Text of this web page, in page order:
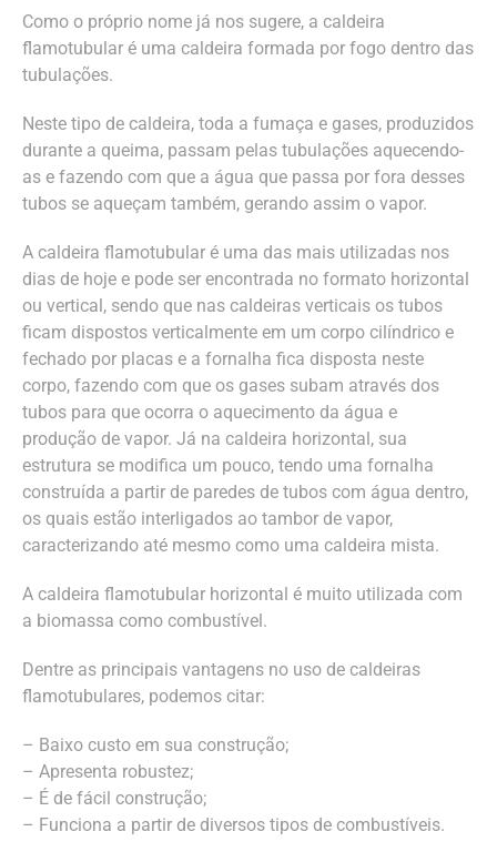
Como o próprio nome já nos sugere, a caldeira
flamotubular é uma caldeira formada por fogo dentro das
tubulações.
Neste tipo de caldeira, toda a fumaça e gases, produzidos
durante a queima, passam pelas tubulações aquecendo-
as e fazendo com que a água que passa por fora desses
tubos se aqueçam também, gerando assim o vapor.
A caldeira flamotubular é uma das mais utilizadas nos
dias de hoje e pode ser encontrada no formato horizontal
ou vertical, sendo que nas caldeiras verticais os tubos
ficam dispostos verticalmente em um corpo cilíndrico e
fechado por placas e a fornalha fica disposta neste
corpo, fazendo com que os gases subam através dos
tubos para que ocorra o aquecimento da água e
produção de vapor. Já na caldeira horizontal, sua
estrutura se modifica um pouco, tendo uma fornalha
construída a partir de paredes de tubos com água dentro,
os quais estão interligados ao tambor de vapor,
caracterizando até mesmo como uma caldeira mista.
A caldeira flamotubular horizontal é muito utilizada com
a biomassa como combustível.
Dentre as principais vantagens no uso de caldeiras
flamotubulares, podemos citar:
– Baixo custo em sua construção;
– Apresenta robustez;
– É de fácil construção;
– Funciona a partir de diversos tipos de combustíveis.